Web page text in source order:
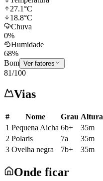
27.1°C
18.8°C
Chuva
0%
Humidade
68%
Bom Ver fatores
81/100
Vias
# Nome Grau Altura
1 Pequena Aicha 6b+ 35m
2 Polaris 7a 35m
3 Ovelha negra 7b+ 35m
Onde ficar